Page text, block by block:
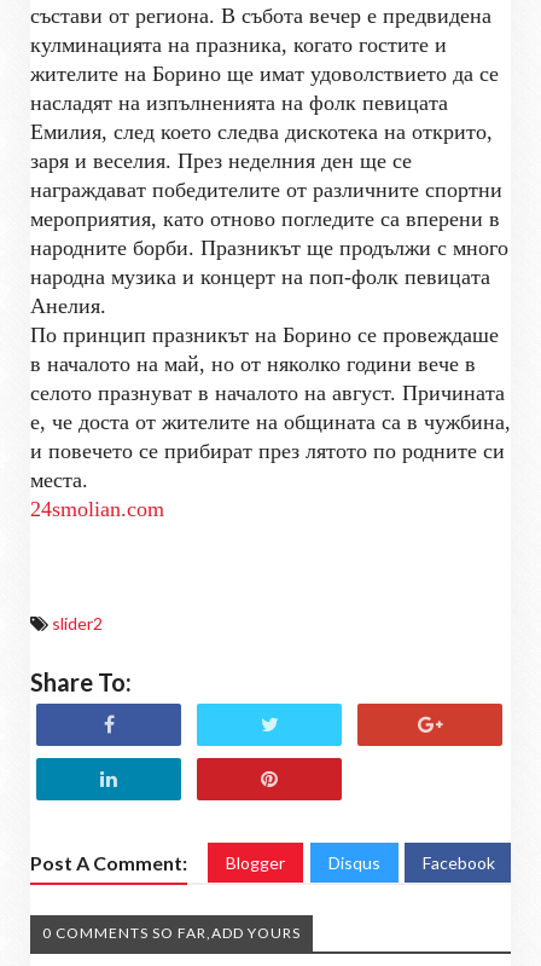
състави от региона. В събота вечер е предвидена
кулминацията на празника, когато гостите и
жителите на Борино ще имат удоволствието да се
насладят на изпълненията на фолк певицата
Емилия, след което следва дискотека на открито,
заря и веселия. През неделния ден ще се
награждават победителите от различните спортни
мероприятия, като отново погледите са вперени в
народните борби. Празникът ще продължи с много
народна музика и концерт на поп-фолк певицата
Анелия.
По принцип празникът на Борино се провеждаше
в началото на май, но от няколко години вече в
селото празнуват в началото на август. Причината
е, че доста от жителите на общината са в чужбина,
и повечето се прибират през лятото по родните си
места.
24smolian.com
slider2
Share To:
Post A Comment: Blogger Disqus Facebook
0 COMMENTS SO FAR,ADD YOURS